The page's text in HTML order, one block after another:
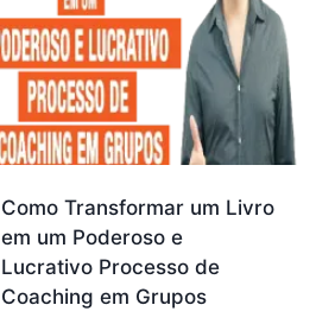
Como Transformar um Livro
em um Poderoso e
Lucrativo Processo de
Coaching em Grupos